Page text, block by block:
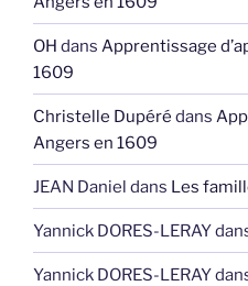
OH dans Apprentissage
1609
Christelle Dupéré dans
Angers en 1609
JEAN Daniel dans Les
Yannick DORES-LERAY
Yannick DORES-LERAY